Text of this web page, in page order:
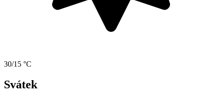
30/15 °C
Svátek